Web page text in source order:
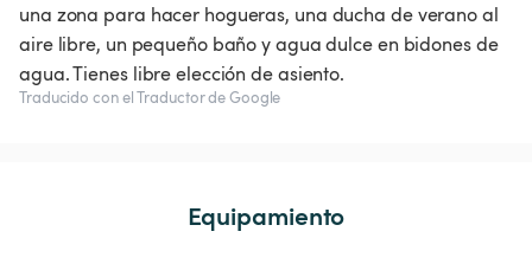
una zona para hacer hogueras, una ducha de verano al
aire libre, un pequeño baño y agua dulce en bidones de
agua. Tienes libre elección de asiento.
Traducido con el Traductor de Google
Equipamiento